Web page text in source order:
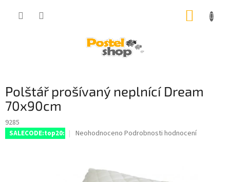
Polštář prošívaný neplnící Dream
70x90cm
9285
SALECODE:top20:20:%Průměrné
Neohodnoceno Podrobnosti hodnocení